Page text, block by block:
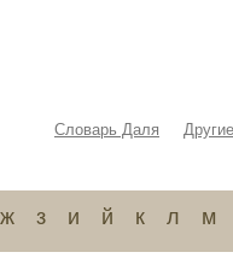
Словарь Даля
ж з и й к л м